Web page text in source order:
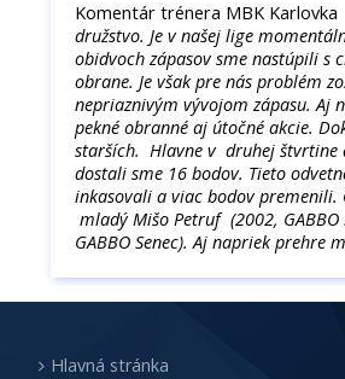
Komentár trénera MBK Karlovka
družstvo. Je v našej lige
obidvoch zápasov sme nastúpili s
obrane. Je však pre nás problém
nepriaznivým vývojom zápasu. Aj
pekné obranné aj útočné akcie.
starších. Hlavne v druhej štvrtine
dostali sme 16 bodov. Tieto
inkasovali a viac bodov premenili.
mladý Mišo Petruf (2002,
GABBO Senec). Aj napriek prehre
Hlavná stránka